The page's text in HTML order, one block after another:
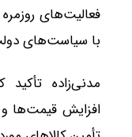
فعالیت‌های
با سیاست‌های
مدنی‌زاده
افزایش قیمت‌ها